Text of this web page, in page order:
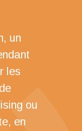
un
les
ou
en